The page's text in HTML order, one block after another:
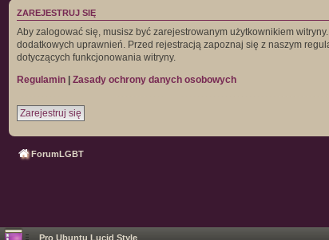
ZAREJESTRUJ SIĘ
Aby zalogować się, musisz być zarejestrowanym użytkownikiem
dodatkowych uprawnień. Przed rejestracją zapoznaj się z naszym
dotyczących funkcjonowania witryny.
Regulamin | Zasady ochrony danych osobowych
Zarejestruj się
ForumLGBT
Pro Ubuntu Lucid Style